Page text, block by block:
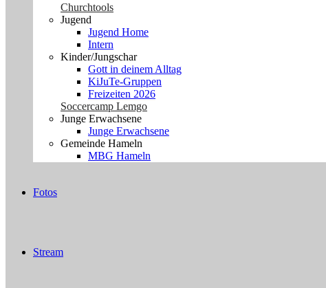
Churchtools
Jugend
Jugend Home
Intern
Kinder/Jungschar
Gott in deinem Alltag
KiJuTe-Gruppen
Freizeiten 2026
Soccercamp Lemgo
Junge Erwachsene
Junge Erwachsene
Gemeinde Hameln
MBG Hameln
Fotos
Stream